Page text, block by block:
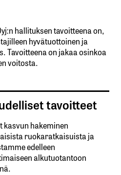
hallituksen tavoitteena on,
hyvätuottoinen ja
Tavoitteena on jakaa osinkoa
voitosta.
tavoitteet
kasvun hakeminen
ruokaratkaisuista ja
edelleen
alkutuotantoon